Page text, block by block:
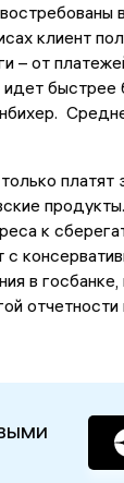
клиент
– от
быстрее
к
в
отчетности